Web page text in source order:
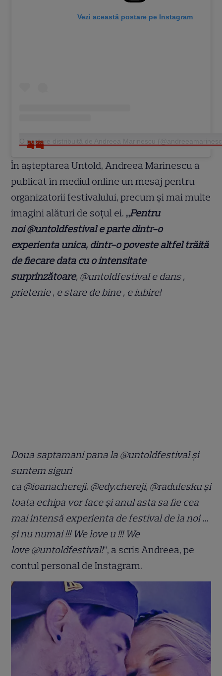
Vezi această postare pe Instagram
O postare distribuită de Andreea Marinescu
În așteptarea Untold, Andreea Marinescu a
publicat în mediul online un mesaj pentru
organizatorii festivalului, precum și mai multe
imagini alături de soțul ei. „Pentru
noi @untoldfestival e parte dintr-o
experienta unica, dintr-o poveste altfel trăită
de fiecare data cu o intensitate
surprinzătoare, @untoldfestival e dans ,
prietenie , e stare de bine , e iubire!
Doua saptamani pana la @untoldfestival și
suntem siguri
ca @ioanachereji, @edy.chereji, @radulesku și
toata echipa vor face și anul asta sa fie cea
mai intensă experienta de festival de la noi …
și nu numai !!! We love u !!! We
love @untoldfestival!”, a scris Andreea, pe
contul personal de Instagram.